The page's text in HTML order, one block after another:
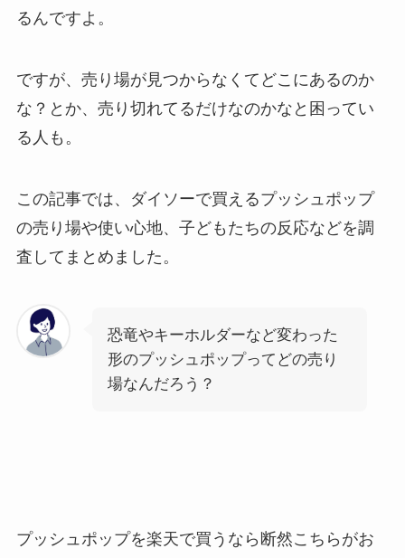
るんですよ。
ですが、売り場が見つからなくてどこにあるのか
な？とか、売り切れてるだけなのかなと困ってい
る人も。
この記事では、ダイソーで買えるプッシュポップ
の売り場や使い心地、子どもたちの反応などを調
査してまとめました。
恐竜やキーホルダーなど変わった
形のプッシュポップってどの売り
場なんだろう？
プッシュポップを楽天で買うなら断然こちらがお